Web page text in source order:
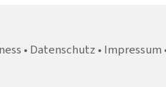
Datenschutz Impressum